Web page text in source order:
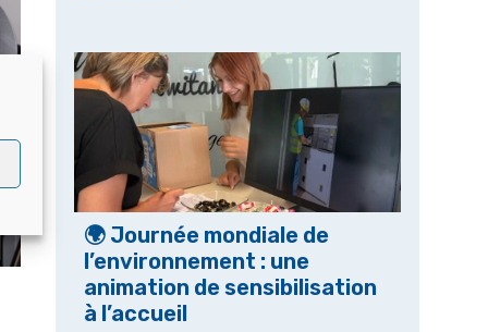
🌍 Journée mondiale de
l’environnement : une
animation de sensibilisation
à l’accueil